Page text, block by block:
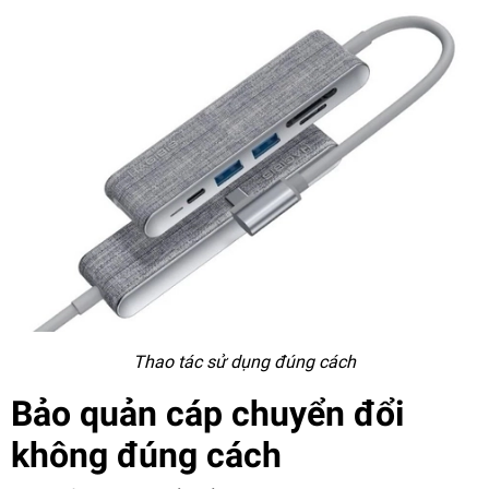
Thao tác sử dụng đúng cách
Bảo quản cáp chuyển đổi
không đúng cách